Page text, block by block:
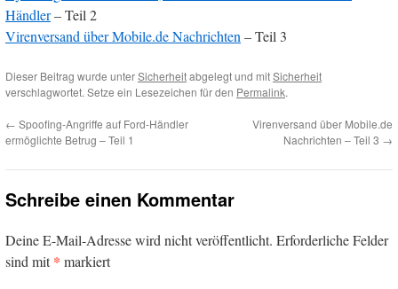
Händler– Teil 2
Virenversand über Mobile.de Nachrichten– Teil 3
Dieser Beitrag wurde unterSicherheitabgelegt und mitSicherheit
verschlagwortet. Setze ein Lesezeichen für den Permalink.
← Spoofing-Angriffe auf Ford-Händler
ermöglichte Betrug – Teil 1
Virenversand über Mobile.de
Nachrichten – Teil 3 →
Schreibe einen Kommentar
Deine E-Mail-Adresse wird nicht veröffentlicht. Erforderliche Felder
sind mit* markiert